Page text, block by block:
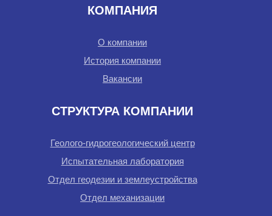
КОМПАНИЯ
О компании
История компании
Вакансии
СТРУКТУРА КОМПАНИИ
Геолого-гидрогеологический центр
Испытательная лаборатория
Отдел геодезии и землеустройства
Отдел механизации